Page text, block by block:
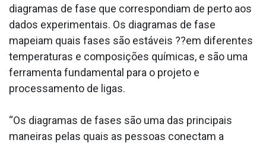
diagramas de fase que correspondiam de perto aos
dados experimentais. Os diagramas de fase
mapeiam quais fases são estáveis ??em diferentes
temperaturas e composições químicas, e são uma
ferramenta fundamental para o projeto e
processamento de ligas.
“Os diagramas de fases são uma das principais
maneiras pelas quais as pessoas conectam a